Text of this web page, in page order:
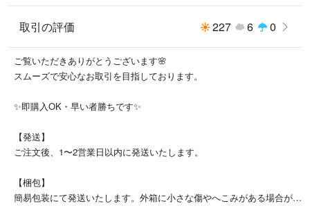
取引の評価 227 6 0
ご覧いただきありがとうございます🌸
スムーズで安心なお取引を目指しております。
✨即購入OK・早い者勝ちです✨
【発送】
ご注文後、1〜2営業日以内に発送いたします。
【梱包】
簡易包装にて発送いたします。外箱に小さな傷やへこみがある場合がご